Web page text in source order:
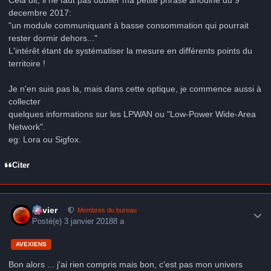
decembre 2017:
"un module communiquant à basse consommation qui pourrait
rester dormir dehors..."
L'intérêt étant de systématiser la mesure en différents points du
territoire !
Je n'en suis pas la, mais dans cette optique, je commence aussi à
collecter
quelques informations sur les LPWAN ou "Low-Power Wide-Area
Network".
eg: Lora ou Sigfox.
Citer
Xavier Membres du bureau
Posté(e)3 janvier 20188 a
AVEXIENS
Bon alors ... j'ai rien compris mais bon, c'est pas mon univers